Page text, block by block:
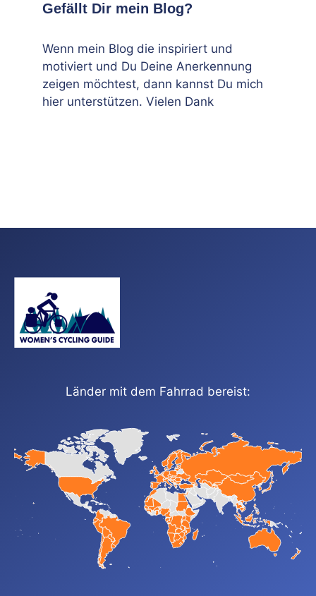
Gefällt Dir mein Blog?
Wenn mein Blog die inspiriert und
motiviert und Du Deine Anerkennung
zeigen möchtest, dann kannst Du mich
hier unterstützen. Vielen Dank
Länder mit dem Fahrrad bereist: